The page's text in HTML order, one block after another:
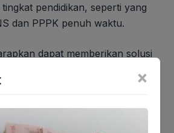
pendidikan, seperti yang
dan PPPK penuh waktu.
dapat memberikan solusi
meningkatkan efisiensi dan
×